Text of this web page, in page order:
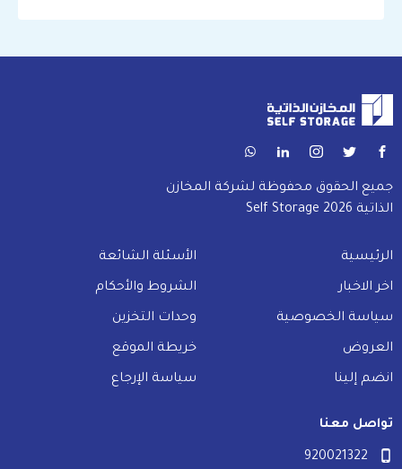
جميع الحقوق محفوظة لشركة المخازن
الذاتية Self Storage 2026
الرئيسية الأسئلة الشائعة
اخر الاخبار الشروط والأحكام
سياسة الخصوصية وحدات التخزين
العروض خريطة الموقع
انضم إلينا سياسة الإرجاع
تواصل معنا
920021322